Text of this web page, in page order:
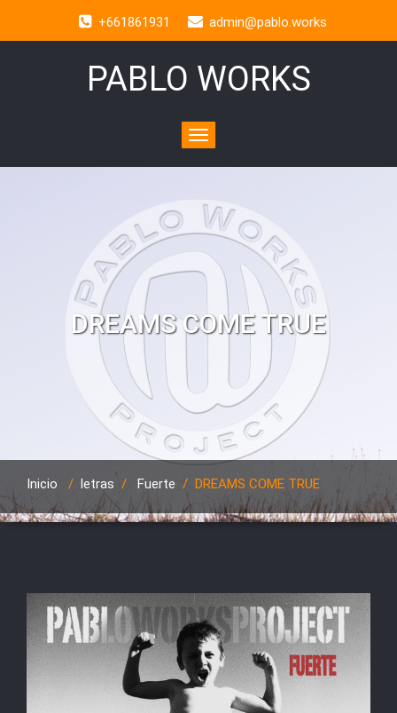
+661861931 admin@pablo.works
PABLO WORKS
Toggle
navigation
DREAMS COME TRUE
Inicio / letras / Fuerte / DREAMS COME TRUE